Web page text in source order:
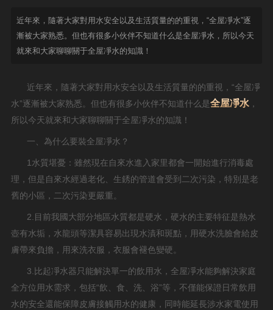
近年來，隨著大家對用水安全以及生活質量的的重視，“全屋凈水”逐
漸被大家熟悉。但也有很多小伙伴不知道什么是全屋凈水，所以今天
就來和大家聊聊關于全屋凈水的知識！
近年來，隨著大家對用水安全以及生活質量的的重視，“全屋凈
水”逐漸被大家熟悉。但也有很多小伙伴不知道什么是全屋凈水，
所以今天就來和大家聊聊關于全屋凈水的知識！
一、為什么要裝全屋凈水？
1水質堪憂：雖然現在自來水進入家里都會一開始進行消毒處
理，但是自來水經過老化、生銹的管道會受到二次污染，特別是老
舊的小區，二次污染更嚴重。
2.目前我國大部分地區水質都是硬水，硬水的主要特征是熱水
壺有水垢，水龍頭等潔具容易出現水漬和斑點，用硬水洗臉會給皮
膚帶來負擔，用來洗衣服，衣服會褪色變硬。
3.比起凈水器只能解決單一的飲用水，全屋凈水能夠解決家庭
全方位用水需求，包括“飲、食、洗、浴”等，不僅能保證日常飲用
水的安全還能保障皮膚接觸用水的健康，同時能延長涉水家電使用